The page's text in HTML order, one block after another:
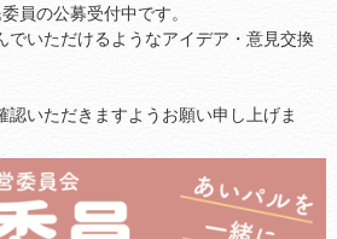
員の公募受付中です。
でいただけるようなアイデア・意見交換
認いただきますようお願い申し上げま